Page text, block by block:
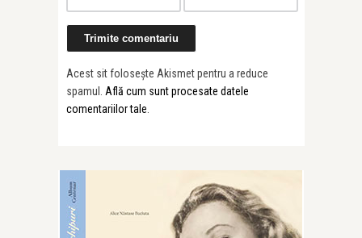
Acest sit folosește Akismet pentru a reduce
spamul. Află cum sunt procesate datele
comentariilor tale.